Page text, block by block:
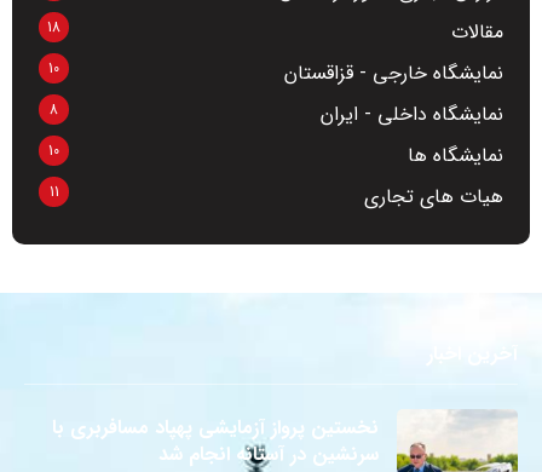
مقالات 18
نمایشگاه خارجی - قزاقستان 10
نمایشگاه داخلی - ایران 8
نمایشگاه ها 10
هیات های تجاری 11
نخستین پرواز آزمایشی پهپاد مسافربری با
سرنشین در آستانه انجام شد